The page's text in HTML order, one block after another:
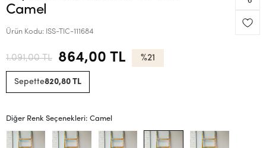
Camel
Ürün Kodu: ISS-TIC-111684
1.091,00 TL 864,00 TL %21
Sepette820,80 TL
Diğer Renk Seçenekleri: Camel